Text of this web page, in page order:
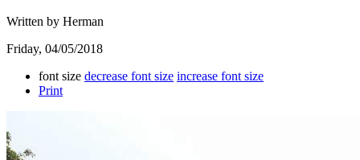
Written by Herman
Friday, 04/05/2018
font size decrease font size increase font size
Print